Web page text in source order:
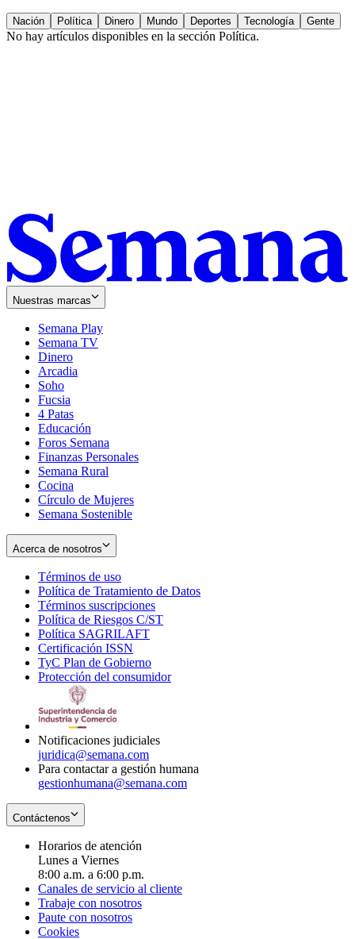
Nación Política Dinero Mundo Deportes Tecnología Gente
No hay artículos disponibles en la sección Política.
Nuestras marcas
Semana Play
Semana TV
Dinero
Arcadia
Soho
in
new
window
Fucsia
in
new
window
4 Patas
Educación
Foros Semana
Finanzas Personales
Semana Rural
Cocina
Círculo de Mujeres
Semana Sostenible
Acerca de nosotros
Términos de uso
in
new
window
Política de Tratamiento de Datos
Términos suscripciones
in
Política de Riesgos C/ST
Política SAGRILAFT
new
window
Certificación ISSN
in
new
TyC Plan de Gobierno
in
Protección del consumidorOpens
Notificaciones judiciales
juridica@semana.com
Para contactar a gestión humana
gestionhumana@semana.com
Contáctenos
Horarios de atención
Lunes a Viernes
8:00 a.m. a 6:00 p.m.
Canales de servicio al cliente
Trabaje con nosotros
Paute con nosotros
Cookies